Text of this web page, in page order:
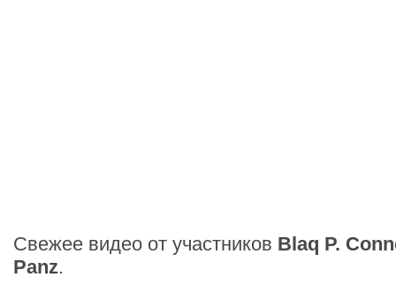
Свежее видео от участников Blaq P.
Panz.